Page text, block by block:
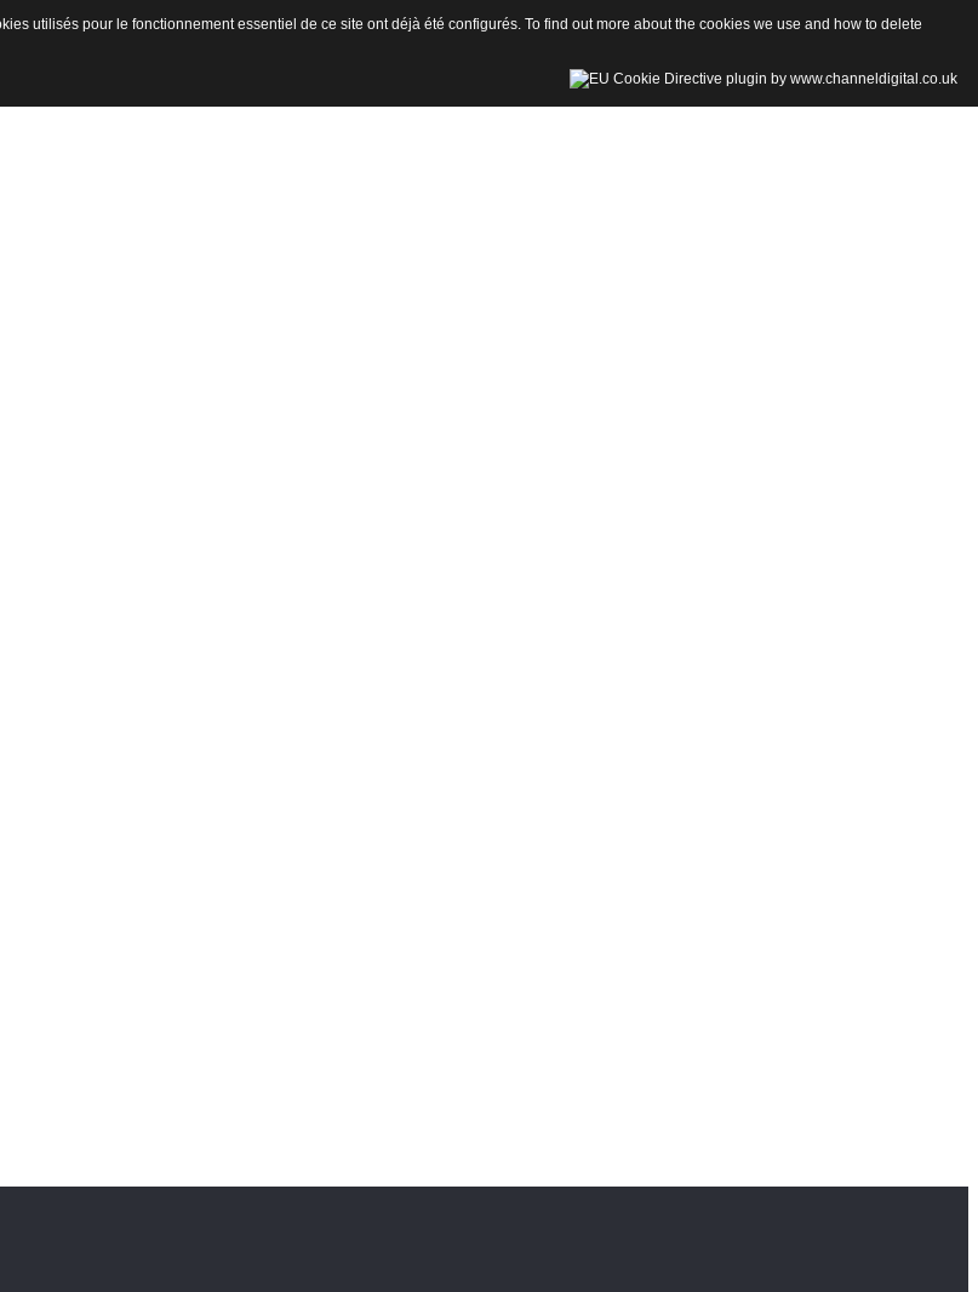
utilisés pour le fonctionnement essentiel de ce site ont déjà été configurés. To find out more about the cookies we use and how to delete